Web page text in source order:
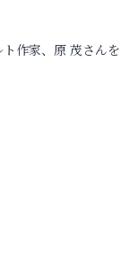
作家、原 茂さん